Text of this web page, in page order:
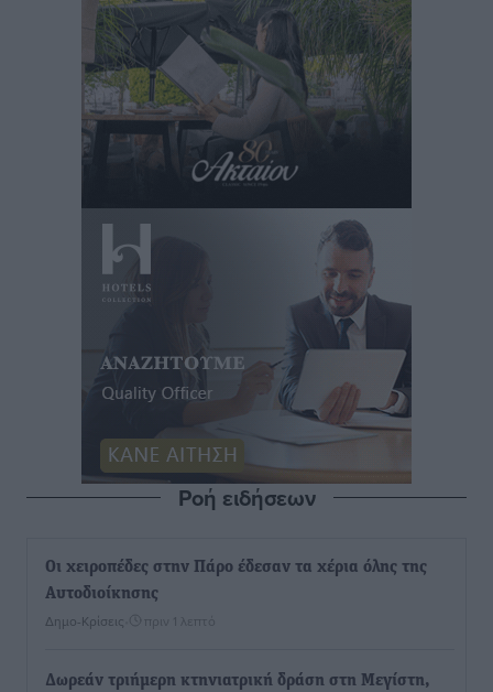
Ροή ειδήσεων
Οι χειροπέδες στην Πάρο έδεσαν τα χέρια όλης της
Αυτοδιοίκησης
Δημο-Κρίσεις πριν 1 λεπτό
Δωρεάν τριήμερη κτηνιατρική δράση στη Μεγίστη,